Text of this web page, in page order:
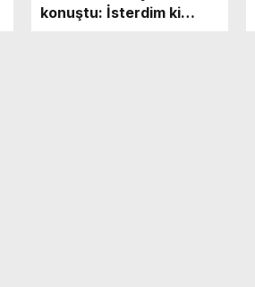
konuştu: İsterdim ki